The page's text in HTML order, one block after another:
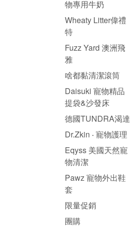
物專用牛奶
Wheaty Litter偉禮
特
Fuzz Yard 澳洲飛
雅
啥都黏清潔滾筒
Daisuki 寵物精品
提袋&沙發床
德國TUNDRA渴達
Dr.Zkin ‧ 寵物護理
Eqyss 美國天然寵
物清潔
Pawz 寵物外出鞋
套
限量促銷
團購